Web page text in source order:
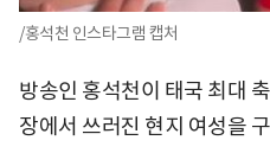
/홍석천 인스타그램 캡처
방송인 홍석천이 태국 최대
장에서 쓰러진 현지 여성을